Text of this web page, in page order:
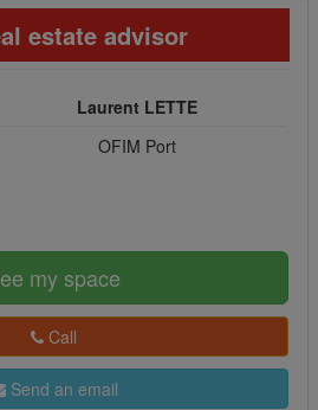
estate advisor
Laurent LETTE
OFIM Port
my space
Call
Send an email